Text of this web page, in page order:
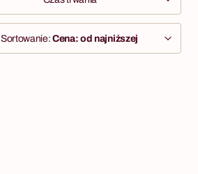
Sortowanie:Cena: od najniższej